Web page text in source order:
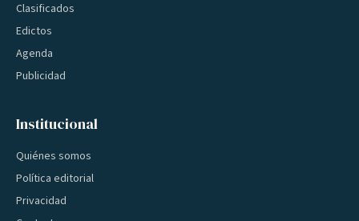
Clasificados
Edictos
Agenda
Publicidad
Institucional
Quiénes somos
Política editorial
Privacidad